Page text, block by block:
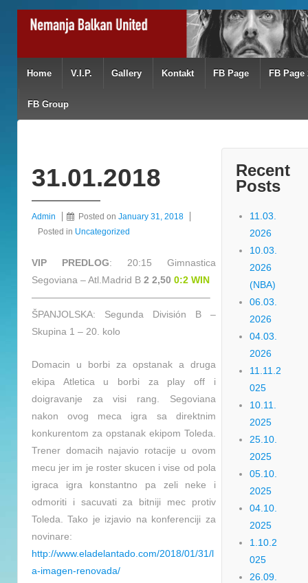
Home V.I.P. Gallery Kontakt FB Page FB Page
FB Group
31.01.2018
Admin Posted on January 31, 2018
Posted in Uncategorized
VIP PREDLOG: 20:15 Gimnastica
Segoviana – Atl.Madrid B 2 2,50 0:2 WIN
——————————————————–
ŠPANJOLSKA: Segunda División B –
Skupina 1 – 20. kolo
Domacin u borbi za opstanak a druga
ekipa Atletica u borbi za play off i
doigravanje za visi rang. Segoviana
nakon ovog meca igra sa direktnim
konkurentom za opstanak ekipom Toleda.
Trener domacih najavio rotacije u ovom
mecu jer im je roster skucen i vise od pola
igraca igra konstantno pa zeli neke i
odmoriti i sacuvati za bitniji mec protiv
Toleda. Tako je izjavio na konferenciji za
novinare:
http://www.eladelantado.com/2018/01/31/l
a-imagen-renovada/
Recent
Posts
11.03.
2026
10.03.
2026
(NBA)
06.03.
2026
04.03.
2026
11.11.2
025
10.11.
2025
25.10.
2025
05.10.
2025
04.10.
2025
1.10.2
025
26.09.